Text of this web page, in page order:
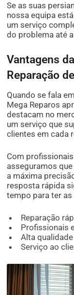
Se as suas
nossa equipa
um serviço
do problema até
Vantagens
Reparação
Quando se fala
Mega Reparos
destacam no
um serviço que
clientes em cada
Com
asseguramos
a máxima
resposta rápida
tempo para ter
Reparação
Profissionais
Alta
Serviço ao